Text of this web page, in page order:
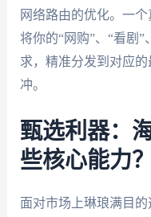
网络路由的优化。一
将你的“网购”、“看剧”
求，精准分发到对应
冲。
甄选利器：
些核心能力？
面对市场上琳琅满目